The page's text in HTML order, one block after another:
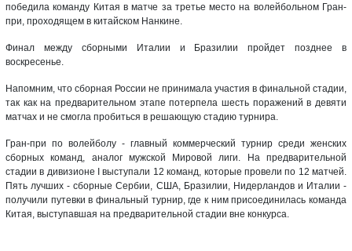
победила команду Китая в матче за третье место на волейбольном Гран-
при, проходящем в китайском Нанкине.
Финал между сборными Италии и Бразилии пройдет позднее в
воскресенье.
Напомним, что сборная России не принимала участия в финальной стадии,
так как на предварительном этапе потерпела шесть поражений в девяти
матчах и не смогла пробиться в решающую стадию турнира.
Гран-при по волейболу - главный коммерческий турнир среди женских
сборных команд, аналог мужской Мировой лиги. На предварительной
стадии в дивизионе I выступали 12 команд, которые провели по 12 матчей.
Пять лучших - сборные Сербии, США, Бразилии, Нидерландов и Италии -
получили путевки в финальный турнир, где к ним присоединилась команда
Китая, выступавшая на предварительной стадии вне конкурса.